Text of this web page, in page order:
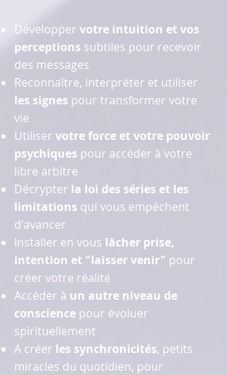
Développer votre intuition et vos
perceptions subtiles pour recevoir
des messages
Reconnaître, interpréter et utiliser
les signes pour transformer votre
vie
Utiliser votre force et votre pouvoir
psychiques pour accéder à votre
libre arbitre
Décrypter la loi des séries et les
limitations qui vous empêchent
d'avancer
Installer en vous lâcher prise,
intention et "laisser venir" pour
créer votre réalité
Accéder à un autre niveau de
conscience pour évoluer
spirituellement
A créer les synchronicités, petits
miracles du quotidien, pour